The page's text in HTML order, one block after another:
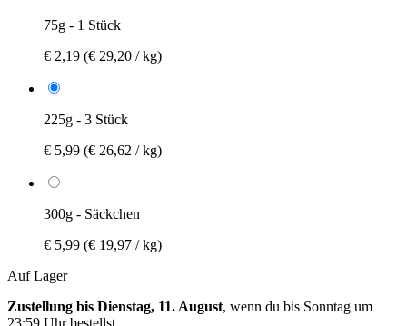
75g - 1 Stück
€ 2,19 (€ 29,20 / kg)
225g - 3 Stück
€ 5,99 (€ 26,62 / kg)
300g - Säckchen
€ 5,99 (€ 19,97 / kg)
Auf Lager
Zustellung bis Dienstag, 11. August, wenn du bis Sonntag um
23:59 Uhrbestellst.